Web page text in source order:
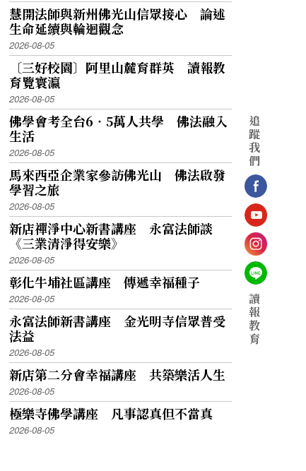
慧開法師與新州佛光山信眾接心 論述
生命延續與輪迴觀念
2026-08-05
〔三好校園〕阿里山麓育群英 讀報教
育覽寰瀛
2026-08-05
佛學會考全台6‧5萬人共學 佛法融入
生活
2026-08-05
馬來西亞企業家參訪佛光山 佛法啟發
學習之旅
2026-08-05
新店禪淨中心新書講座 永富法師談
《三業清淨得安樂》
2026-08-05
彰化牛埔社區講座 傳遞幸福種子
2026-08-05
永富法師新書講座 金光明寺信眾普受
法益
2026-08-05
新店第二分會幸福講座 共築樂活人生
2026-08-05
極樂寺佛學講座 凡事認真但不當真
2026-08-05
追
蹤
我
們
讀
報
教
育